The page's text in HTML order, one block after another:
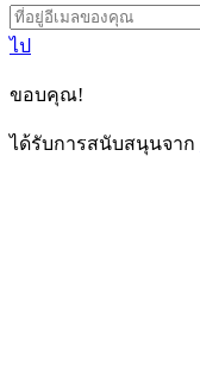
ไป
ขอบคุณ!
ได้รับการสนับสนุนจาก